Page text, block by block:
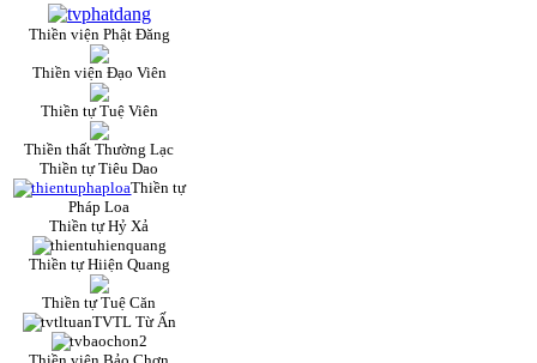
Thiền viện Phật Đăng
Thiền viện Đạo Viên
Thiền tự Tuệ Viên
Thiền thất Thường Lạc
Thiền tự Tiêu Dao
Thiền tự
Pháp Loa
Thiền tự Hỷ Xả
Thiền tự Hiiện Quang
Thiền tự Tuệ Căn
TVTL Từ Ấn